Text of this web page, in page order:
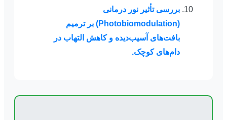
بررسی تأثیر نور درمانی
(
Photobiomodulation) بر ترمیم
بافت‌های آسیب‌دیده و کاهش التهاب در
دام‌های کوچک.